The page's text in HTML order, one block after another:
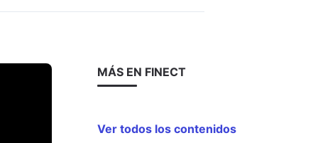
MÁS EN FINECT
Ver todos los contenidos